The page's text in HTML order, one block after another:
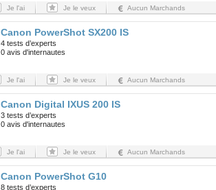
Je l'ai Je le veux Aucun Marchands
Canon PowerShot SX200 IS
4 tests d’experts
0 avis d'internautes
Je l'ai Je le veux Aucun Marchands
Canon Digital IXUS 200 IS
3 tests d’experts
0 avis d'internautes
Je l'ai Je le veux Aucun Marchands
Canon PowerShot G10
8 tests d’experts